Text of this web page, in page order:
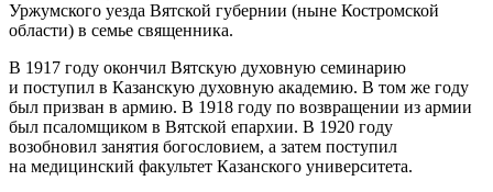
Уржумского уезда Вятской губернии (ныне Костромской
области) в семье священника.
В 1917 году окончил Вятскую духовную семинарию
и поступил в Казанскую духовную академию. В том же году
был призван в армию. В 1918 году по возвращении из армии
был псаломщиком в Вятской епархии. В 1920 году
возобновил занятия богословием, а затем поступил
на медицинский факультет Казанского университета.